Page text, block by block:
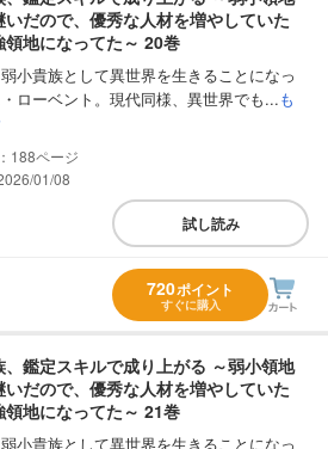
いだので、優秀な人材を増やしていた
領地になってた～ 20巻
小貴族として異世界を生きることになっ
ローベント。現代同様、異世界でも...も
188
01/08
試し読み
720ポイント
すぐに購入
、鑑定スキルで成り上がる ～弱小領地
いだので、優秀な人材を増やしていた
領地になってた～ 21巻
小貴族として異世界を生きることになっ